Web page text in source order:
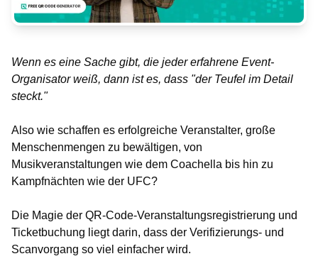
Wenn es eine Sache gibt, die jeder erfahrene Event-
Organisator weiß, dann ist es, dass "der Teufel im Detail
steckt."
Also wie schaffen es erfolgreiche Veranstalter, große
Menschenmengen zu bewältigen, von
Musikveranstaltungen wie dem Coachella bis hin zu
Kampfnächten wie der UFC?
Die Magie der QR-Code-Veranstaltungsregistrierung und
Ticketbuchung liegt darin, dass der Verifizierungs- und
Scanvorgang so viel einfacher wird.